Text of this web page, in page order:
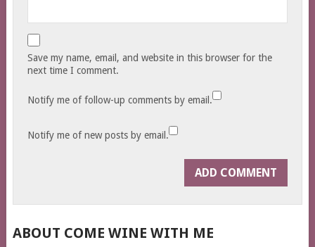
Save my name, email, and website in this browser for the
next time I comment.
Notify me of follow-up comments by email.
Notify me of new posts by email.
ABOUT COME WINE WITH ME